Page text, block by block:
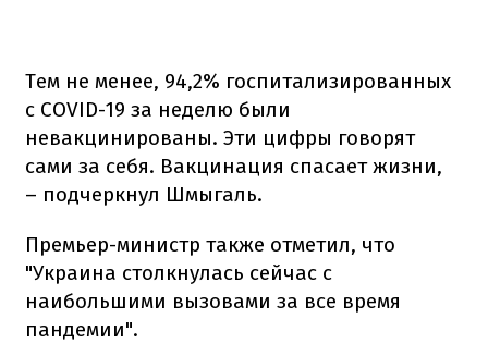
Тем не менее, 94,2% госпитализированных
с COVID-19 за неделю были
невакцинированы. Эти цифры говорят
сами за себя. Вакцинация спасает жизни,
– подчеркнул Шмыгаль.
Премьер-министр также отметил, что
"Украина столкнулась сейчас с
наибольшими вызовами за все время
пандемии".